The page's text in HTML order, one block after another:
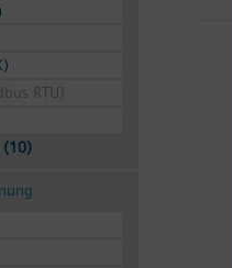
RTU)
(10)